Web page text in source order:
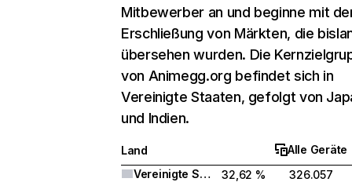
Mitbewerber an und beginne mit
Erschließung von Märkten, die
übersehen wurden. Die
von Animegg.org befindet sich in
Vereinigte Staaten, gefolgt von
und Indien.
Land
Alle Geräte
Vereinigte Staaten
32,62 %
326.057